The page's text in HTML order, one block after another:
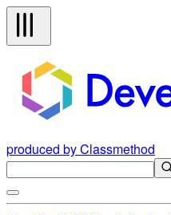
produced by Classmethod